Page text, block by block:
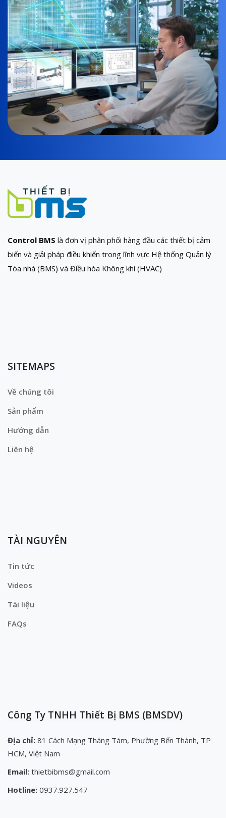
Control BMS là đơn vị phân phối hàng đầu các thiết bị cảm
biến và giải pháp điều khiển trong lĩnh vực Hệ thống Quản lý
Tòa nhà (BMS) và Điều hòa Không khí (HVAC)
SITEMAPS
Về chúng tôi
Sản phẩm
Hướng dẫn
Liên hệ
TÀI NGUYÊN
Tin tức
Videos
Tài liệu
FAQs
Công Ty TNHH Thiết Bị BMS (BMSDV)
Địa chỉ: 81 Cách Mạng Tháng Tám, Phường Bến Thành, TP
HCM, Việt Nam
Email: thietbibms@gmail.com
Hotline: 0937.927.547